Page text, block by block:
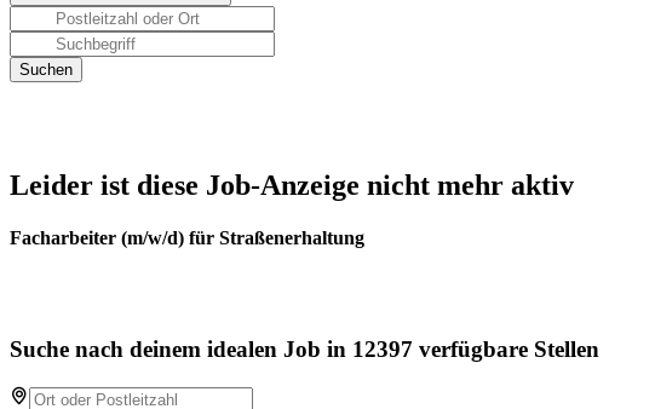
Leider ist diese Job-Anzeige nicht mehr aktiv
Facharbeiter (m/w/d) für Straßenerhaltung
Suche nach deinem idealen Job in 12397 verfügbare Stellen